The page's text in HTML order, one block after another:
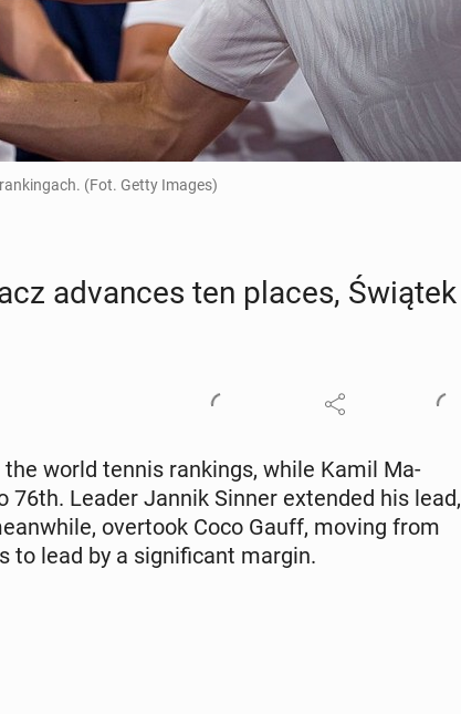
(Fot. Getty Images)
ad­vances ten places, Świątek
world tennis rank­ings, while Kamil Ma­
Leader Jannik Sinner ex­tend­ed his lead,
over­took Coco Gauff, moving from
to lead by a sig­nif­i­cant margin.